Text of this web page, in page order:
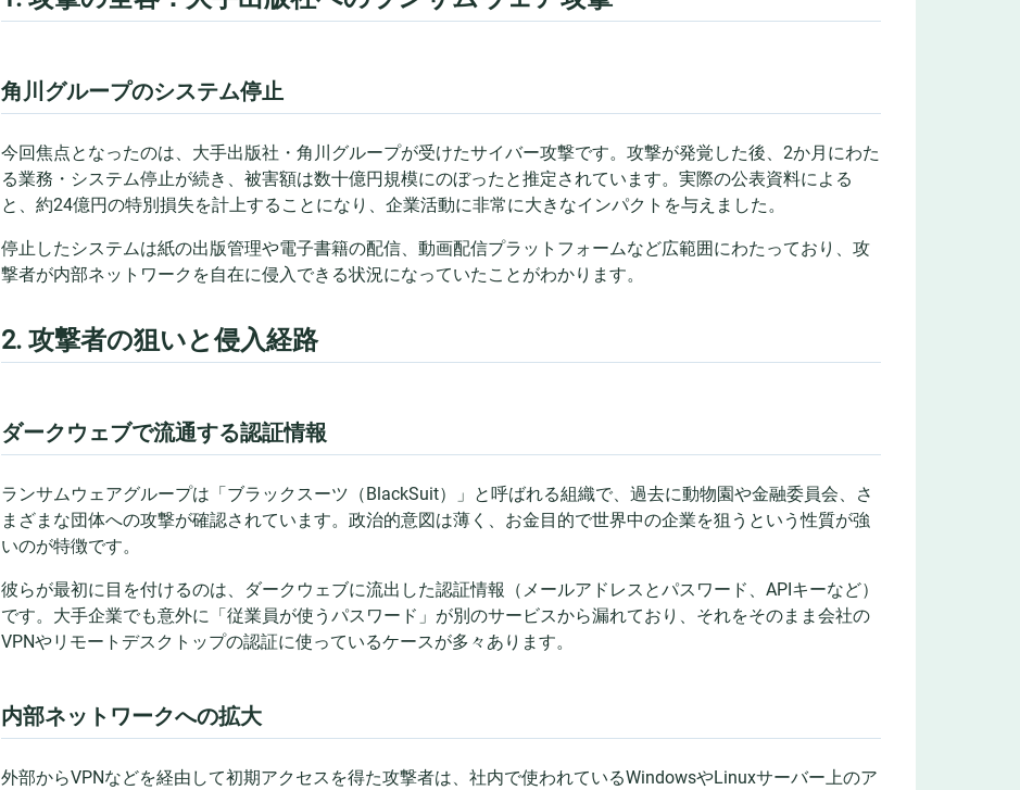
角川グループのシステム停止
今回焦点となったのは、大手出版社・角川グループが受けたサイバー攻撃です。攻撃が発覚した後、2か月にわた
る業務・システム停止が続き、被害額は数十億円規模にのぼったと推定されています。実際の公表資料による
と、約24億円の特別損失を計上することになり、企業活動に非常に大きなインパクトを与えました。
停止したシステムは紙の出版管理や電子書籍の配信、動画配信プラットフォームなど広範囲にわたっており、攻
撃者が内部ネットワークを自在に侵入できる状況になっていたことがわかります。
2. 攻撃者の狙いと侵入経路
ダークウェブで流通する認証情報
ランサムウェアグループは「ブラックスーツ（BlackSuit）」と呼ばれる組織で、過去に動物園や金融委員会、さ
まざまな団体への攻撃が確認されています。政治的意図は薄く、お金目的で世界中の企業を狙うという性質が強
いのが特徴です。
彼らが最初に目を付けるのは、ダークウェブに流出した認証情報（メールアドレスとパスワード、APIキーなど）
です。大手企業でも意外に「従業員が使うパスワード」が別のサービスから漏れており、それをそのまま会社の
VPNやリモートデスクトップの認証に使っているケースが多々あります。
内部ネットワークへの拡大
外部からVPNなどを経由して初期アクセスを得た攻撃者は、社内で使われているWindowsやLinuxサーバー上のア